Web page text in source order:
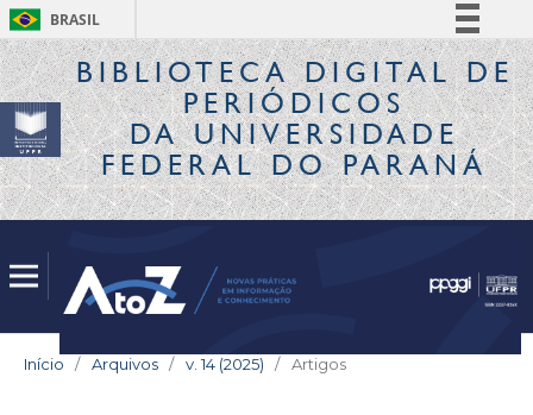
BRASIL
Simplifique!
Comunica BR
Participe
Acesso à informação
Legislação
BIBLIOTECA DIGITALDE
PERIÓDICOS
DA UNIVERSIDADE
FEDERAL DO PARANÁ
Início / Arquivos / v. 14 (2025) / Artigos